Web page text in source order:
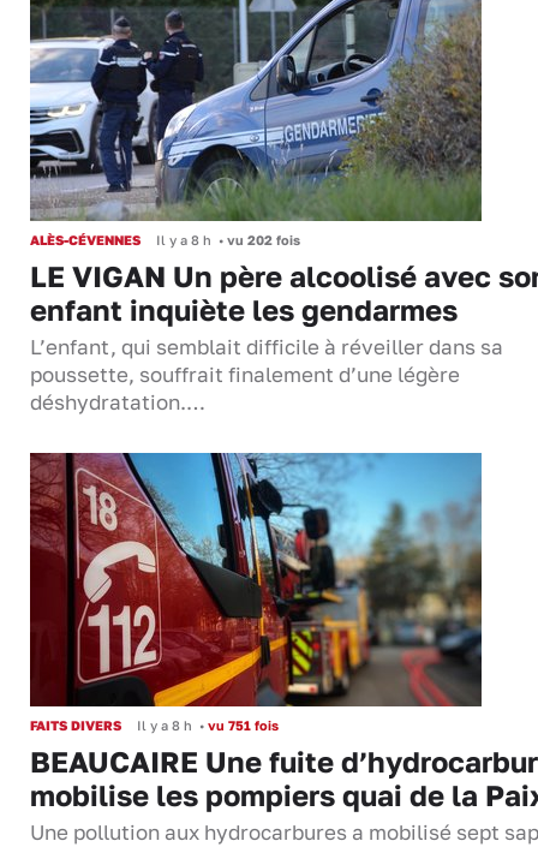
ALÈS-CÉVENNES Il y a 8 h • vu 202 fois
LE VIGAN Un père alcoolisé avec
enfant inquiète les gendarmes
L’enfant, qui semblait difficile à réveiller dans sa
poussette, souffrait finalement d’une légère
déshydratation.…
FAITS DIVERS Il y a 8 h • vu 751 fois
BEAUCAIRE Une fuite
mobilise les pompiers quai de la
Une pollution aux hydrocarbures a mobilisé sept